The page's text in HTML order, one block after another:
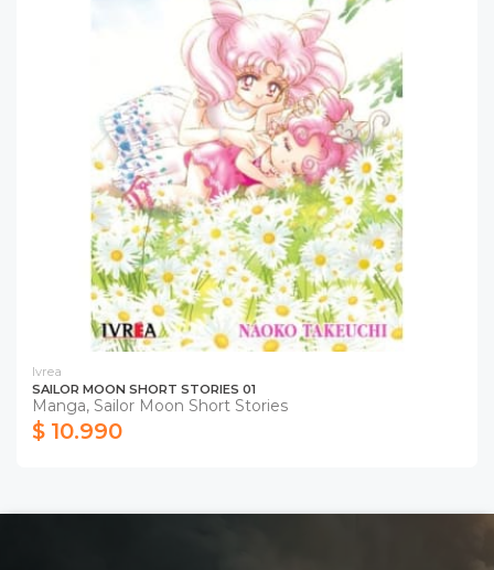
Ivrea
SAILOR MOON SHORT STORIES 01
Manga, Sailor Moon Short Stories
$ 10.990